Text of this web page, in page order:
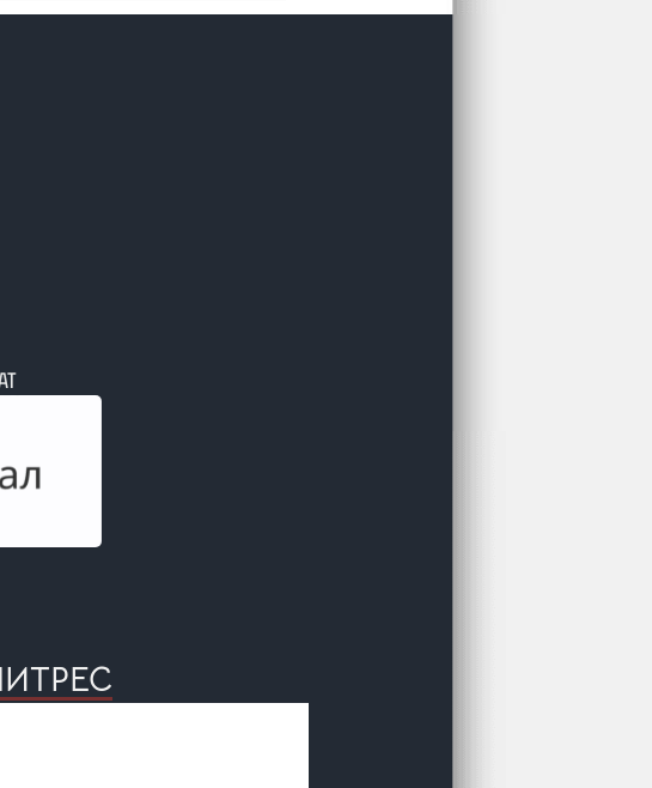
издания оффлайн книжного
Лаборатория Фантастики